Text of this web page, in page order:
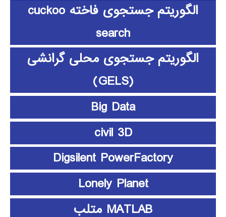
الگوریتم جستجوی فاخته cuckoo
search
الگوریتم جستجوی محلی گرانشی
(GELS)
Big Data
civil 3D
Digsilent PowerFactory
Lonely Planet
MATLAB متلب